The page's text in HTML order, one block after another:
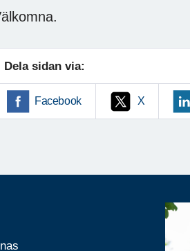
Dela sidan via:
Facebook X